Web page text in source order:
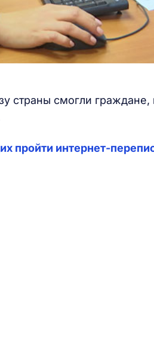
страны смогли граждане,
пройти интернет-